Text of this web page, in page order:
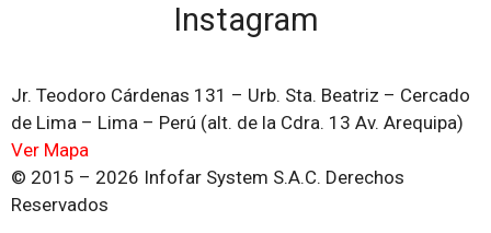
Instagram
Jr. Teodoro Cárdenas 131 – Urb. Sta. Beatriz – Cercado
de Lima – Lima – Perú (alt. de la Cdra. 13 Av. Arequipa)
Ver Mapa
© 2015 – 2026 Infofar System S.A.C. Derechos
Reservados